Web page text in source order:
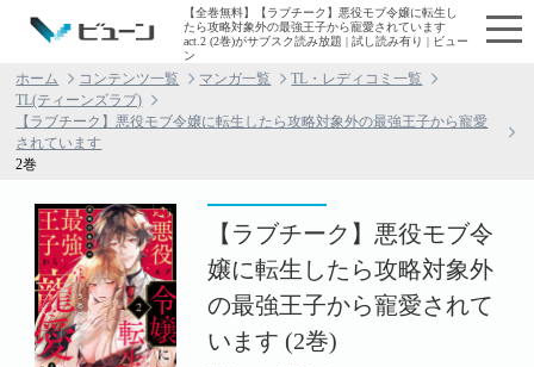
【全巻無料】【ラブチーク】悪役モブ令嬢に転生し
たら攻略対象外の最強王子から寵愛されています
act.2 (2巻)がサブスク読み放題 | 試し読み有り | ビュー
ン
ホーム コンテンツ一覧 マンガ一覧
TL・レディコミ一覧
TL(ティーンズラブ)
【ラブチーク】悪役モブ令嬢に転生したら攻略対象外の最強王子から寵愛
されています
2巻
【ラブチーク】悪役モブ令
嬢に転生したら攻略対象外
の最強王子から寵愛されて
います (2巻)